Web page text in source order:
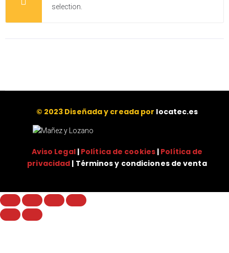
selection.
© 2023 Diseñada y creada por locatec.es
Aviso Legal| Política de cookies| Política de
privacidad | Términos y condiciones de venta